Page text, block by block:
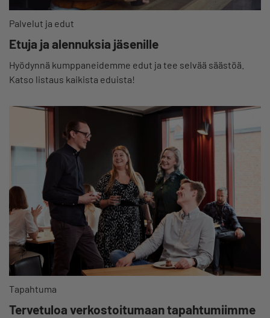
Palvelut ja edut
Etuja ja alennuksia jäsenille
Hyödynnä kumppaneidemme edut ja tee selvää säästöä.
Katso listaus kaikista eduista!
Tapahtuma
Tervetuloa verkostoitumaan tapahtumiimme